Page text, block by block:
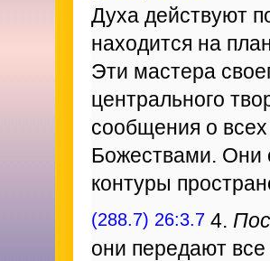
Духа действуют
находится на
Эти мастера
центрального
сообщения о
Божествами. Они
контуры
(288.7) 26:3.7 4.
они передают